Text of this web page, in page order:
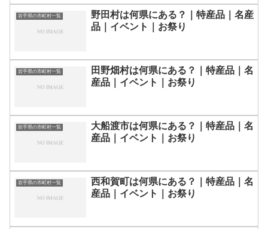
岩手県の市町村一覧
野田村は何県にある？｜特産品｜名産
品｜イベント｜お祭り
岩手県の市町村一覧
田野畑村は何県にある？｜特産品｜名
産品｜イベント｜お祭り
岩手県の市町村一覧
大船渡市は何県にある？｜特産品｜名
産品｜イベント｜お祭り
岩手県の市町村一覧
西和賀町は何県にある？｜特産品｜名
産品｜イベント｜お祭り